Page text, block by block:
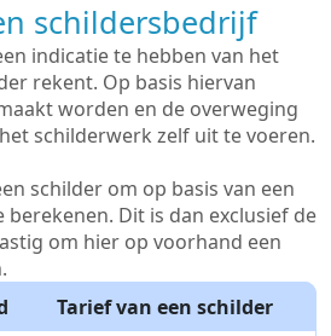
schildersbedrijf
indicatie te hebben van het
rekent. Op basis hiervan
worden en de overweging
schilderwerk zelf uit te voeren.
schilder om op basis van een
Dit is dan exclusief de
om hier op voorhand een
Tarief van een schilder